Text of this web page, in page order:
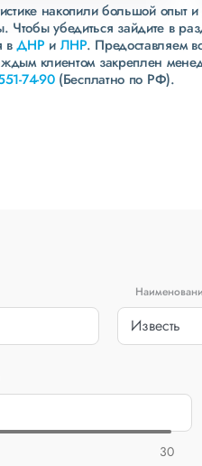
накопили большой опыт
Чтобы убедиться зайдите в
вДНР и ЛНР. Предоставляем
клиентом закреплен
74-90(Бесплатно по РФ).
30